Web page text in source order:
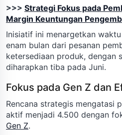
>>> Strategi Fokus pada
Margin Keuntungan
Inisiatif ini menargetkan
enam bulan dari pesanan
ketersediaan produk, dengan
diharapkan tiba pada Juni.
Fokus pada Gen Z dan
Rencana strategis mengatasi
aktif menjadi 4.500 dengan
Gen Z.